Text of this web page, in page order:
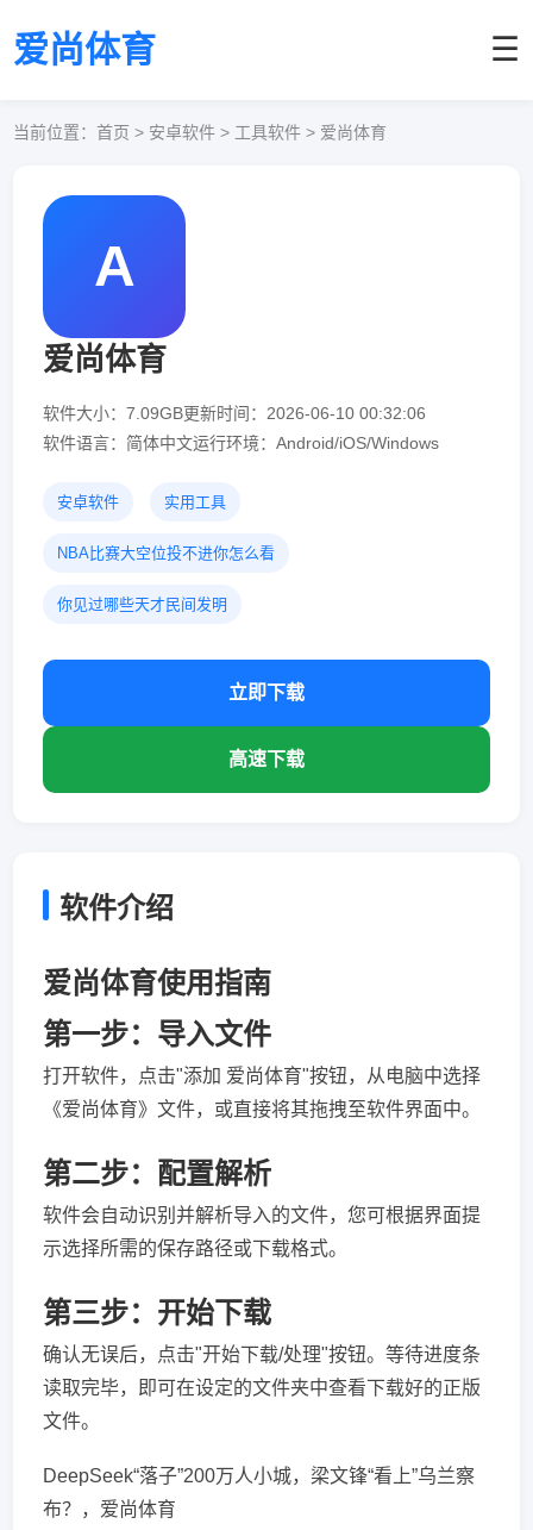
爱尚体育 ☰
当前位置：首页 > 安卓软件 > 工具软件 > 爱尚体育
A
爱尚体育
软件大小：7.09GB更新时间：2026-06-10 00:32:06
软件语言：简体中文运行环境：Android/iOS/Windows
安卓软件 实用工具
NBA比赛大空位投不进你怎么看
你见过哪些天才民间发明
立即下载
高速下载
软件介绍
爱尚体育使用指南
第一步：导入文件
打开软件，点击"添加 爱尚体育"按钮，从电脑中选择
《爱尚体育》文件，或直接将其拖拽至软件界面中。
第二步：配置解析
软件会自动识别并解析导入的文件，您可根据界面提
示选择所需的保存路径或下载格式。
第三步：开始下载
确认无误后，点击"开始下载/处理"按钮。等待进度条
读取完毕，即可在设定的文件夹中查看下载好的正版
文件。
DeepSeek“落子”200万人小城，梁文锋“看上”乌兰察
布？，爱尚体育